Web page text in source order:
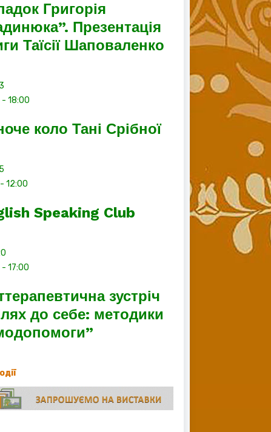
Григорія
Презентація
Таїсії Шаповаленко
-18:00
коло Тані Срібної
-12:00
Speaking Club
-17:00
зустріч
до себе: методики